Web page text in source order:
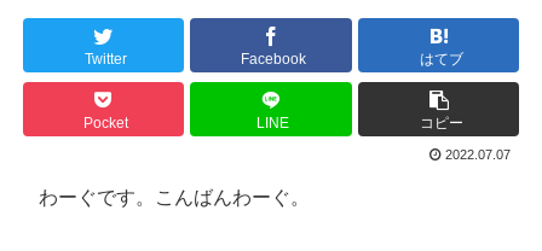
Twitter Facebook はてブ
Pocket LINE コピー
2022.07.07
わーぐです。こんばんわーぐ。